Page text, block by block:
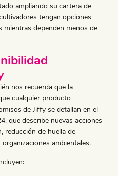
ampliando su cartera de
tengan opciones
dependen menos de
nos recuerda que la
cualquier producto
de Jiffy se detallan en el
que describe nuevas acciones
reducción de huella de
ambientales.